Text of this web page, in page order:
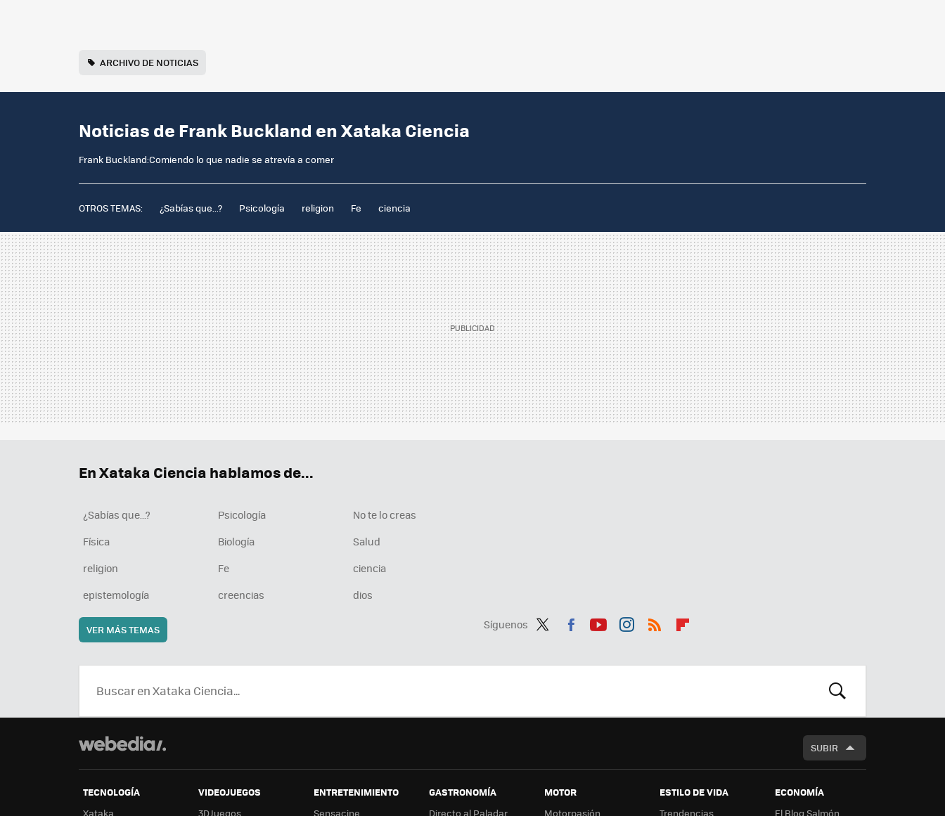
ARCHIVO DE NOTICIAS
Noticias de Frank Buckland en Xataka Ciencia
Frank Buckland:Comiendo lo que nadie se atrevía a comer
OTROS TEMAS: ¿Sabías que...? Psicología religion Fe ciencia
Síguenos
ter
ebo tub agr
boa
En Xataka Ciencia hablamos de...
¿Sabías que...? Psicología
No te lo creas
Física
Biología
Salud
religion
Fe
ciencia
epistemología
creencias dios
VER MÁS TEMAS
BUSCAR
SUBIR
TECNOLOGÍA
Xataka
VIDEOJUEGOS
3DJuegos
ENTRETENIMIENTO
Sensacine
GASTRONOMÍA
Directo al Paladar
MOTOR
Motorpasión
ESTILO DE VIDA
Trendencias
ECONOMÍA
El Blog Salmón